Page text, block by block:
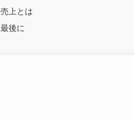
売上とは
最後に